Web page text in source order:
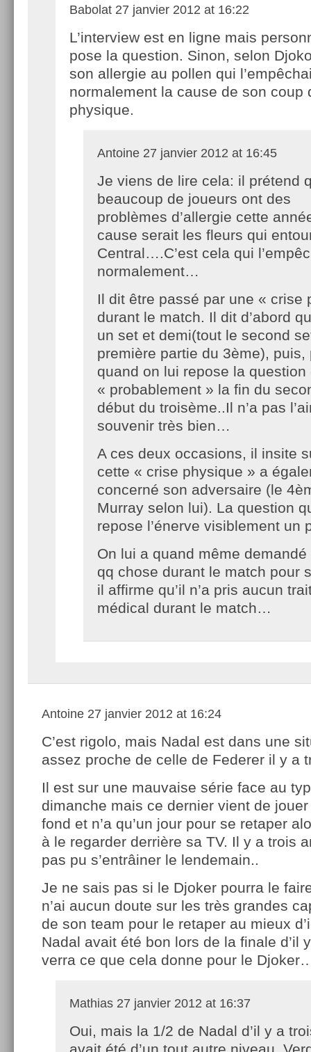
Babolat 27 janvier 2012 at 16:22
L’interview est en ligne mais
pose la question. Sinon, selon
son allergie au pollen qui
normalement la cause de son coup
physique.
Antoine 27 janvier 2012 at 16:45
Je viens de lire cela: il prétend
beaucoup de joueurs ont des
problèmes d’allergie cette
cause serait les fleurs qui
Central….C’est cela qui
normalement…
Il dit être passé par une « crise
durant le match. Il dit d’abord
un set et demi(tout le second
première partie du 3ème), puis,
quand on lui repose la question
« probablement » la fin du
début du troisème..Il n’a pas
souvenir très bien…
A ces deux occasions, il insite
cette « crise physique » a
concerné son adversaire (le
Murray selon lui). La question
repose l’énerve visiblement un
On lui a quand même demandé
qq chose durant le match pour
il affirme qu’il n’a pris aucun
médical durant le match…
Antoine 27 janvier 2012 at 16:24
C’est rigolo, mais Nadal est dans une
assez proche de celle de Federer il y a
Il est sur une mauvaise série face au
dimanche mais ce dernier vient de
fond et n’a qu’un jour pour se retaper
à le regarder derrière sa TV. Il y a trois
pas pu s’entrâiner le lendemain..
Je ne sais pas si le Djoker pourra le
n’ai aucun doute sur les très grandes
de son team pour le retaper au mieux
Nadal avait été bon lors de la finale d’il
verra ce que cela donne pour le
Mathias 27 janvier 2012 at 16:37
Oui, mais la 1/2 de Nadal d’il y a